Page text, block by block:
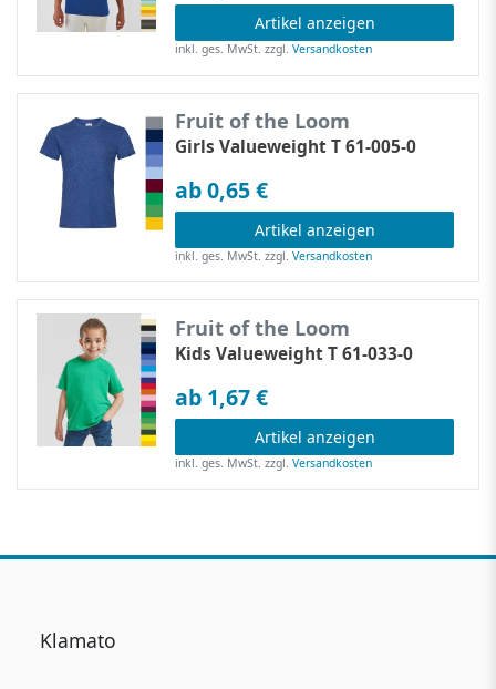
Artikel anzeigen
inkl. ges. MwSt. zzgl.Versandkosten
Fruit of the Loom
Girls Valueweight T 61-005-0
ab 0,65 €
Artikel anzeigen
inkl. ges. MwSt. zzgl.Versandkosten
Fruit of the Loom
Kids Valueweight T 61-033-0
ab 1,67 €
Artikel anzeigen
inkl. ges. MwSt. zzgl.Versandkosten
Klamato